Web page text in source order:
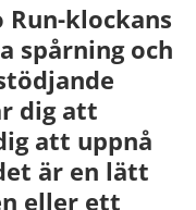
klockans
spårning och
dig att
att uppnå
är en lätt
eller ett